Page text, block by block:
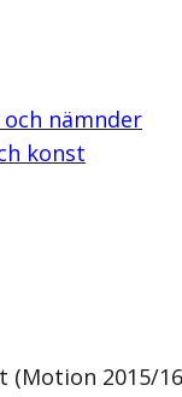
nämnder
konst
2015/